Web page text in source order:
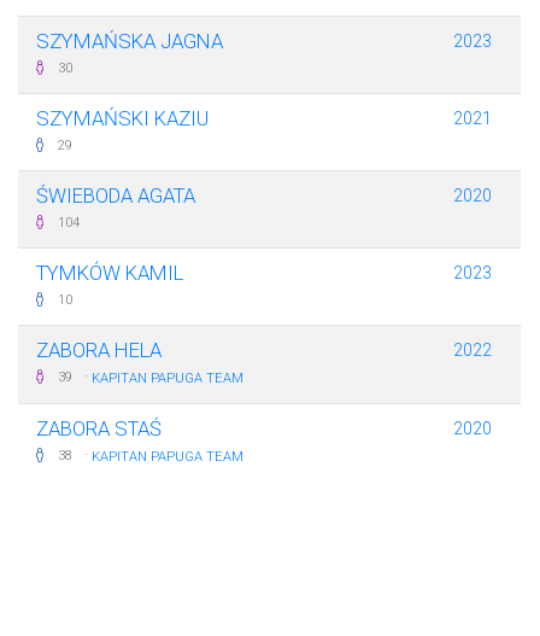
SZYMAŃSKA JAGNA
30
2023
SZYMAŃSKI KAZIU
29
2021
ŚWIEBODA AGATA
104
2020
TYMKÓW KAMIL
10
2023
ZABORA HELA
39 · KAPITAN PAPUGA TEAM
2022
ZABORA STAŚ
38 · KAPITAN PAPUGA TEAM
2020